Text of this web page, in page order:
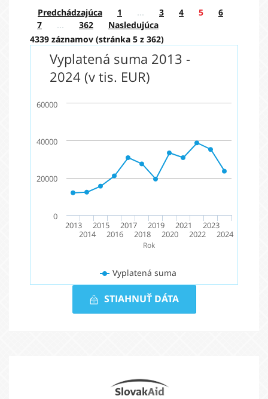
Predchádzajúca 1 … 3 4 5
6
7
… 362
Nasledujúca
4339 záznamov (stránka 5 z 362)
Rok
Vyplatená suma
2013
2014
2015
2016
2017
2018
2019
2020
2021
2022
2023
2024
0
20000
40000
60000
Vyplatená suma 2013 -
2024 (v tis. EUR)
Vyplatená
STIAHNUŤ DÁTA